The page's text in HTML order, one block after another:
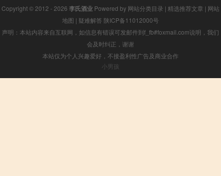
Copyright © 2012 - 2026 李氏酒业 Powered by 网站分类目录 | 精选推荐文章 | 网站
地图 | 疑难解答 陕ICP备11012000号
声明：本站内容来自互联网，如信息有错误可发邮件到f_fb#foxmail.com说明，我们
会及时纠正，谢谢
本站仅为个人兴趣爱好，不接盈利性广告及商业合作
小男孩